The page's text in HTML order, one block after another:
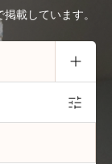
載しています。